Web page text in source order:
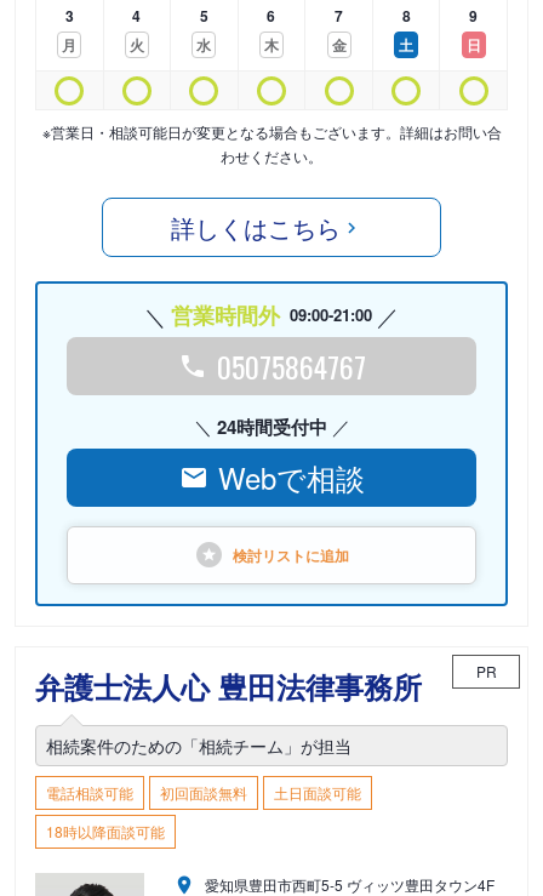
3
月
4
火
5
水
6
木
7
金
8
土
9
日
※営業日・相談可能日が変更となる場合もございます。詳細はお問い合
わせください。
詳しくはこちら
営業時間外 09:00-21:00
05075864767
24時間受付中
Webで相談
検討リストに追加
弁護士法人心 豊田法律事務所 PR
相続案件のための「相続チーム」が担当
電話相談可能 初回面談無料
土日面談可能
18時以降面談可能
愛知県豊田市西町5-5 ヴィッツ豊田タウン4F